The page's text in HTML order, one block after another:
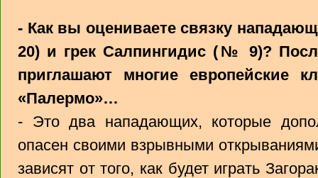
- Как вы оцениваете связку
20) и грек Салпингидис (№ 9)?
приглашают многие европейские
«Палермо»…
- Это два нападающих, которые
опасен своими взрывными
зависят от того, как будет играть